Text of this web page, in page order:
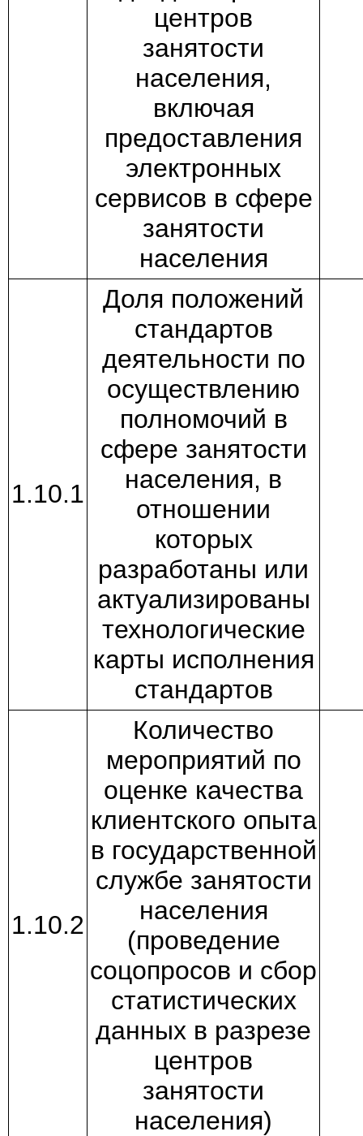
центров
занятости
населения,
включая
предоставления
электронных
сервисов в сфере
занятости
населения
1.10.1
Доля положений
стандартов
деятельности по
осуществлению
полномочий в
сфере занятости
населения, в
отношении
которых
разработаны или
актуализированы
технологические
карты исполнения
стандартов
1.10.2
Количество
мероприятий по
оценке качества
клиентского опыта
в государственной
службе занятости
населения
(проведение
соцопросов и сбор
статистических
данных в разрезе
центров
занятости
населения)